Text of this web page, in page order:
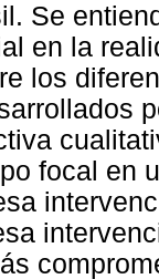
Se
en la
los
focal en